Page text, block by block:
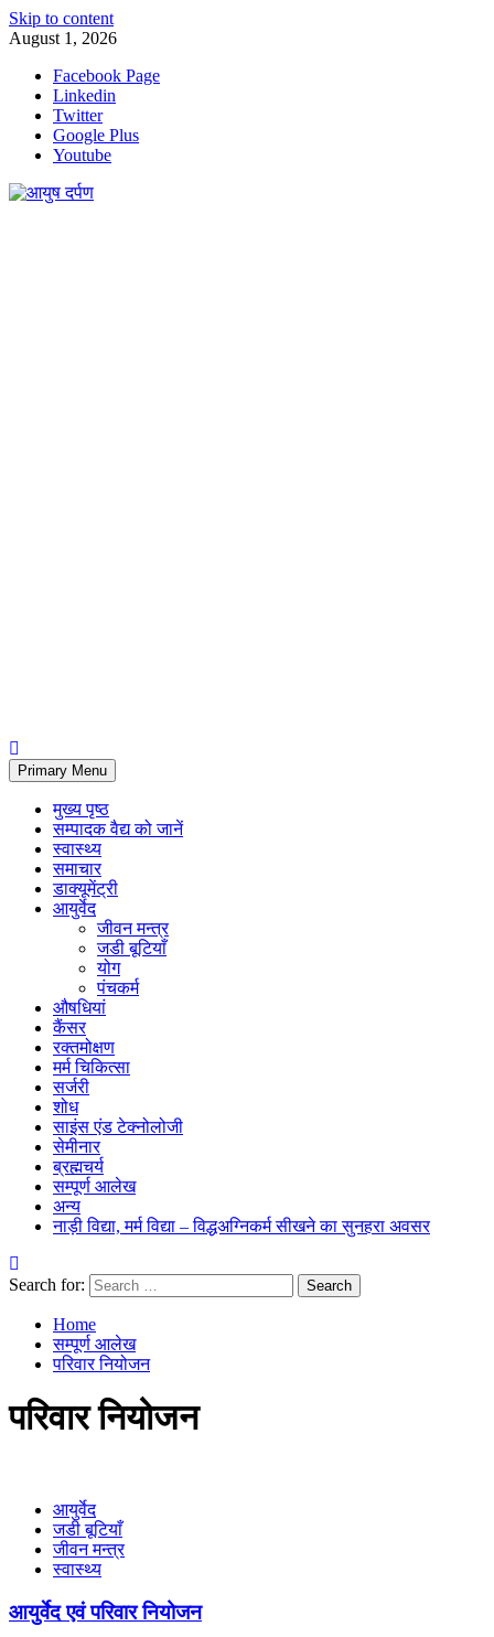
Skip to content
August 1, 2026
Facebook Page
Linkedin
Twitter
Google Plus
Youtube
Primary Menu
मुख्य पृष्ठ
सम्पादक वैद्य को जानें
स्वास्थ्य
समाचार
डाक्यूमेंट्री
आयुर्वेद
जीवन मन्त्र
जडी बूटियाँ
योग
पंचकर्म
औषधियां
कैंसर
रक्तमोक्षण
मर्म चिकित्सा
सर्जरी
शोध
साइंस एंड टेक्नोलोजी
सेमीनार
ब्रह्मचर्य
सम्पूर्ण आलेख
अन्य
नाड़ी विद्या, मर्म विद्या – विद्धअग्निकर्म सीखने का सुनहरा अवसर
Search for:
Home
सम्पूर्ण आलेख
परिवार नियोजन
परिवार नियोजन
आयुर्वेद
जडी बूटियाँ
जीवन मन्त्र
स्वास्थ्य
आयुर्वेद एवं परिवार नियोजन